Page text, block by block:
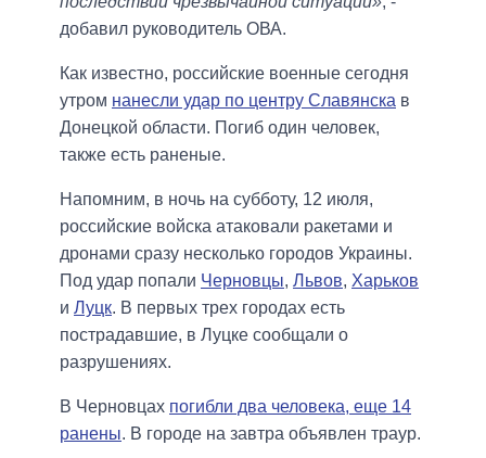
добавил руководитель ОВА.
Как известно, российские военные сегодня
утром нанесли удар по центру Славянска в
Донецкой области. Погиб один человек,
также есть раненые.
Напомним, в ночь на субботу, 12 июля,
российские войска атаковали ракетами и
дронами сразу несколько городов Украины.
Под удар попали Черновцы, Львов, Харьков
и Луцк. В первых трех городах есть
пострадавшие, в Луцке сообщали о
разрушениях.
В Черновцах погибли два человека, еще 14
ранены. В городе на завтра объявлен траур.